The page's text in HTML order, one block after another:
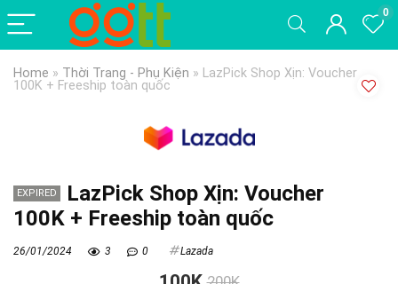
0
Home » Thời Trang - Phụ Kiện » LazPick Shop Xịn: Voucher
100K + Freeship toàn quốc
EXPIRED
LazPick Shop Xịn: Voucher
100K + Freeship toàn quốc
26/01/2024 3 0 Lazada